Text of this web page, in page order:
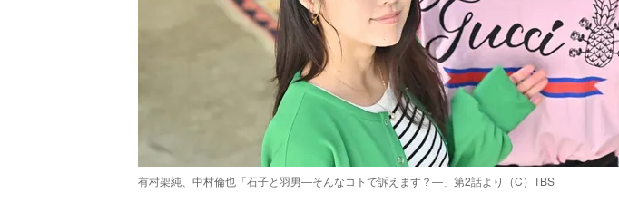
有村架純、中村倫也「石子と羽男―そんなコトで訴えます？―」第2話より（C）TBS